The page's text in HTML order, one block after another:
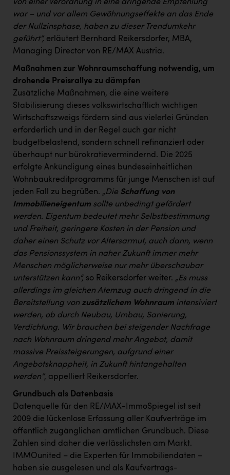
von einer Verordnung in eine dringende Empfehlung
war – und vor allem Gewöhnungseffekte an das Ende
der Nullzinsphase, haben zu dieser Trendumkehr
geführt“, erläutert Bernhard Reikersdorfer, MBA,
Managing Director von RE/MAX Austria.
Maßnahmen zur Wohnraumschaffung notwendig, um
drohende Preisrallye zu dämpfen
Zusätzliche Maßnahmen, die eine weitere
Stabilisierung dieses volkswirtschaftlich wichtigen
Wirtschaftszweigs fördern sind aus vielerlei Gründen
erforderlich und in der Regel auch gar nicht
budgetbelastend, sondern schnell refinanziert oder
überhaupt nur bürokratievermindernd. Die 2025
erfolgte Ankündigung eines bundeseinheitlichen
Wohnbaukreditprogramms für junge Menschen ist auf
jeden Fall zu begrüßen. „Die Schaffung von
Immobilieneigentum sollte unbedingt gefördert
werden. Eigentum bedeutet mehr Selbstbestimmung
und Freiheit, geringere Kosten in der Pension und
daher einen Schutz vor Altersarmut, auch dann, wenn
das Pensionssystem in naher Zukunft immer mehr
Menschen möglicherweise nur mehr überschaubar
unterstützen kann“, so Reikersdorfer weiter. „Es muss
allerdings im gleichen Atemzug auch dringend in die
Bereitstellung von zusätzlichem Wohnraum intensiviert
werden, ob durch Neubau, Umbau, Sanierung,
Verdichtung. Wir brauchen bei steigender Nachfrage
nach Wohnraum dringend mehr Angebot, damit
massive Preissteigerungen, aufgrund einer
Angebotsknappheit, in Zukunft hintangehalten
werden“, appelliert Reikersdorfer.
Grundbuch als Datenbasis
Datenquelle für den RE/MAX-ImmoSpiegel ist seit
2009 die lückenlose Erfassung aller Kaufverträge im
öffentlich zugänglichen amtlichen Grundbuch. Diese
Zahlen sind daher die verlässlichsten am Markt.
IMMOunited – die Experten für Immobiliendaten –
haben sie ausgelesen und als Kaufvertrags-